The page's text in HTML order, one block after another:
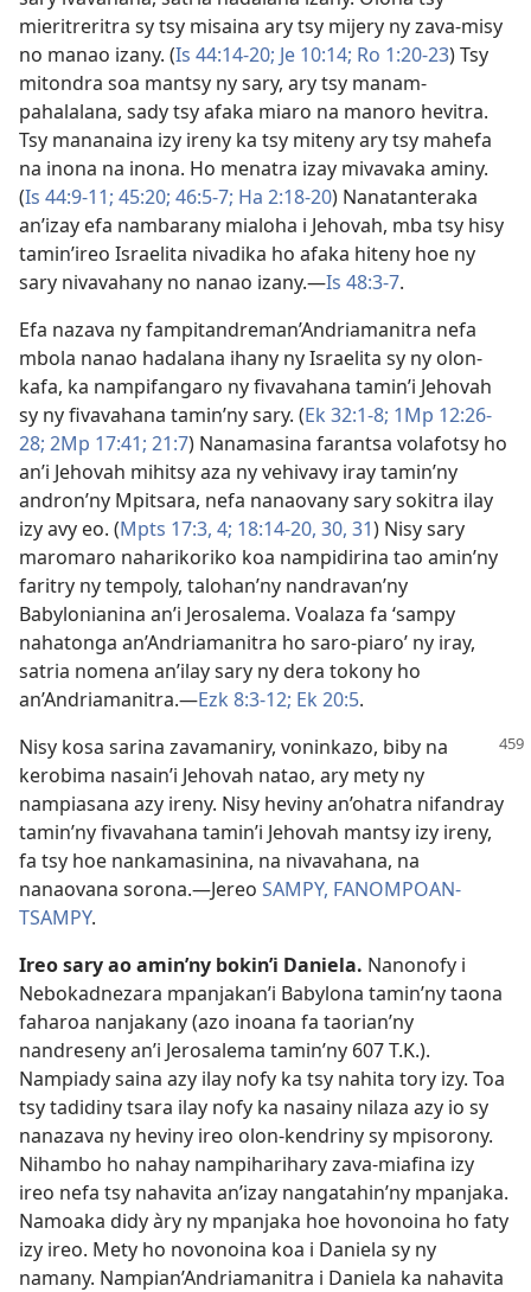
mieritreritra sy tsy misaina ary tsy mijery ny zava-misy
no manao izany. (Is 44:14-20; Je 10:14; Ro 1:20-23) Tsy
mitondra soa mantsy ny sary, ary tsy manam-
pahalalana, sady tsy afaka miaro na manoro hevitra.
Tsy mananaina izy ireny ka tsy miteny ary tsy mahefa
na inona na inona. Ho menatra izay mivavaka aminy.
(Is 44:9-11; 45:20; 46:5-7; Ha 2:18-20) Nanatanteraka
an’izay efa nambarany mialoha i Jehovah, mba tsy hisy
tamin’ireo Israelita nivadika ho afaka hiteny hoe ny
sary nivavahany no nanao izany.​—Is 48:3-7.
Efa nazava ny fampitandreman’Andriamanitra nefa
mbola nanao hadalana ihany ny Israelita sy ny olon-
kafa, ka nampifangaro ny fivavahana tamin’i Jehovah
sy ny fivavahana tamin’ny sary. (Ek 32:1-8; 1Mp 12:26-
28; 2Mp 17:41; 21:7) Nanamasina farantsa volafotsy ho
an’i Jehovah mihitsy aza ny vehivavy iray tamin’ny
andron’ny Mpitsara, nefa nanaovany sary sokitra ilay
izy avy eo. (Mpts 17:3, 4; 18:14-20, 30, 31) Nisy sary
maromaro naharikoriko koa nampidirina tao amin’ny
faritry ny tempoly, talohan’ny nandravan’ny
Babylonianina an’i Jerosalema. Voalaza fa ‘sampy
nahatonga an’Andriamanitra ho saro-piaro’ ny iray,
satria nomena an’ilay sary ny dera tokony ho
an’Andriamanitra.​—Ezk 8:3-12; Ek 20:5.
Nisy kosa sarina zavamaniry, voninkazo, biby na
kerobima nasain’i Jehovah natao, ary mety ny
nampiasana azy ireny. Nisy heviny an’ohatra nifandray
tamin’ny fivavahana tamin’i Jehovah mantsy izy ireny,
fa tsy hoe nankamasinina, na nivavahana, na
nanaovana sorona.​—Jereo SAMPY, FANOMPOAN-
TSAMPY.
Ireo sary ao amin’ny bokin’i Daniela. Nanonofy i
Nebokadnezara mpanjakan’i Babylona tamin’ny taona
faharoa nanjakany (azo inoana fa taorian’ny
nandreseny an’i Jerosalema tamin’ny 607 T.K.).
Nampiady saina azy ilay nofy ka tsy nahita tory izy. Toa
tsy tadidiny tsara ilay nofy ka nasainy nilaza azy io sy
nanazava ny heviny ireo olon-kendriny sy mpisorony.
Nihambo ho nahay nampiharihary zava-miafina izy
ireo nefa tsy nahavita an’izay nangatahin’ny mpanjaka.
Namoaka didy àry ny mpanjaka hoe hovonoina ho faty
izy ireo. Mety ho novonoina koa i Daniela sy ny
namany. Nampian’Andriamanitra i Daniela ka nahavita